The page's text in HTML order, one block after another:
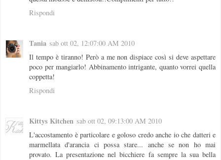
Rispondi
Tania sab ott 02, 12:07:00 AM 2010
Il tempo è tiranno! Però a me non dispiace così si deve aspettare
poco per mangiarlo! Abbinamento intrigante, quanto vorrei quella
coppetta!
Rispondi
Kittys Kitchen sab ott 02, 09:13:00 AM 2010
L'accostamento è particolare e goloso credo anche io che datteri e
marmellata d'arancia ci possa stare... anche se non ho mai
provato. La presentazione nel bicchiere fa sempre la sua bella